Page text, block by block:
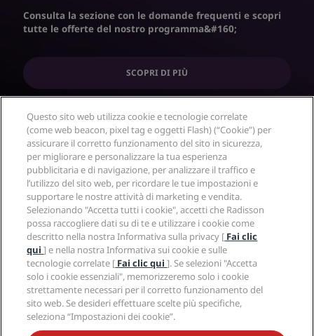
Consulta la sezione con le domande frequenti e scopri
tutte le offerte del nostro programma&‬#160;‭
SCOPRI DI PIÙ
Destinazioni gettonate
Collegamenti rapidi
Agenti di viaggio
Aziendale
Questo sito web utilizza cookie e tecnologie correlate
(come web beacon, pixel tag e oggetti Flash) (“Cookie”) per
assicurare il corretto funzionamento del sito in sicurezza,
per migliorare e personalizzare la tua esperienza
pubblicitaria e di navigazione, per analizzare il traffico e
l’utilizzo del sito web, per ricordare le tue impostazioni e
supportare le nostre attività di marketing e vendita.
Selezionando "Accetta tutti i cookie", accetti che Radisson
possa raccogliere dati su di te e utilizzare i cookie come
descritto nella nostra Informativa sulla privacy [ Fai clic
qui] e nella nostra Informativa sui cookie e sulle
tecnologie correlate [ Fai clic qui]. Se selezioni "Accetta
solo i cookie essenziali", memorizzeremo solo i cookie
strettamente necessari per il corretto funzionamento del
sito web. Se desideri effettuare scelte più specifiche,
seleziona “Impostazioni dei cookie”.